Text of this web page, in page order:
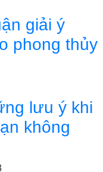
giải ý
phong thủy
lưu ý khi
không